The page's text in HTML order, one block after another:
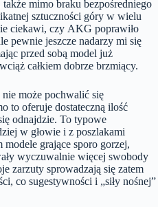
mimo braku bezpośredniego
sztuczności góry w wielu
ciekawi, czy AKG poprawiło
pewnie jeszcze nadarzy mi się
przed sobą model już
całkiem dobrze brzmiący.
może pochwalić się
to oferuje dostateczną ilość
odnajdzie. To typowe
w głowie i z poszlakami
modele grające sporo gorzej,
wyczuwalnie więcej swobody
zarzuty sprowadzają się zatem
co sugestywności i „siły nośnej”